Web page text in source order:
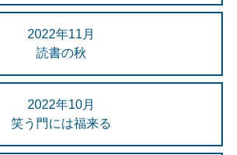
2022年11月
読書の秋
2022年10月
笑う門には福来る